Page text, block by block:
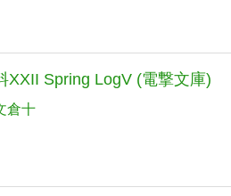
XXII Spring LogV (電撃文庫)
倉十